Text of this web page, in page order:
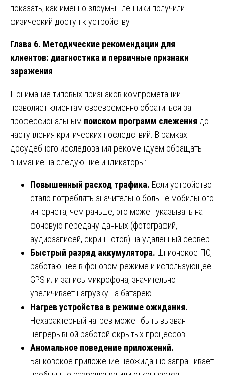
показать, как именно злоумышленники получили
физический доступ к устройству.
Глава 6. Методические рекомендации для
клиентов: диагностика и первичные признаки
заражения
Понимание типовых признаков компрометации
позволяет клиентам своевременно обратиться за
профессиональным поиском программ слежения до
наступления критических последствий. В рамках
досудебного исследования рекомендуем обращать
внимание на следующие индикаторы:
Повышенный расход трафика. Если устройство
стало потреблять значительно больше мобильного
интернета, чем раньше, это может указывать на
фоновую передачу данных (фотографий,
аудиозаписей, скриншотов) на удаленный сервер.
Быстрый разряд аккумулятора. Шпионское ПО,
работающее в фоновом режиме и использующее
GPS или запись микрофона, значительно
увеличивает нагрузку на батарею.
Нагрев устройства в режиме ожидания.
Нехарактерный нагрев может быть вызван
непрерывной работой скрытых процессов.
Аномальное поведение приложений.
Банковское приложение неожиданно запрашивает